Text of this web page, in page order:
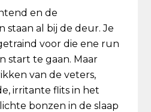
en de
staan al bij de deur. Je
voor die ene run
start te gaan. Maar
van de veters,
irritante flits in het
bonzen in de slaap